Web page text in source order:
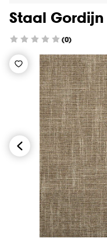
Staal Gordijn
(0)